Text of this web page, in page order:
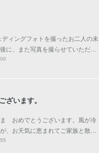
ィングフォトを撮ったお二人の未
に、また写真を撮らせていただ…
ざいます。
おめでとうございます。風が冷
、お天気に恵まれてご家族と散…